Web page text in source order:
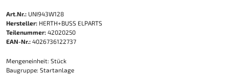
Art.Nr.: UNI943W128
Hersteller: HERTH+BUSS ELPARTS
Teilenummer: 42020250
EAN-Nr.: 4026736122737
Mengeneinheit: Stück
Baugruppe: Startanlage